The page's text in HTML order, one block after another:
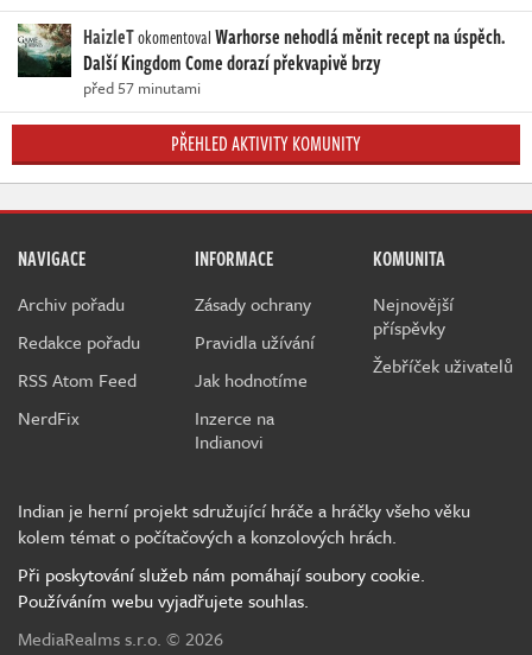
HaizleTokomentovalWarhorse nehodlá měnit recept na úspěch.
Další Kingdom Come dorazí překvapivě brzy
před 57 minutami
PŘEHLED AKTIVITY KOMUNITY
NAVIGACE
Archiv pořadu
Redakce pořadu
RSS Atom Feed
NerdFix
INFORMACE
Zásady ochrany
Pravidla užívání
Jak hodnotíme
Inzerce na
Indianovi
KOMUNITA
Nejnovější
příspěvky
Žebříček uživatelů
Indian je herní projekt sdružující hráče a hráčky všeho věku
kolem témat o počítačových a konzolových hrách.
Při poskytování služeb nám pomáhají soubory cookie.
Používáním webu vyjadřujete souhlas.
MediaRealms s.r.o. © 2026